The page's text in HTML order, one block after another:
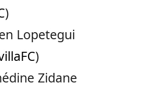
)
Lopetegui
)
Zidane